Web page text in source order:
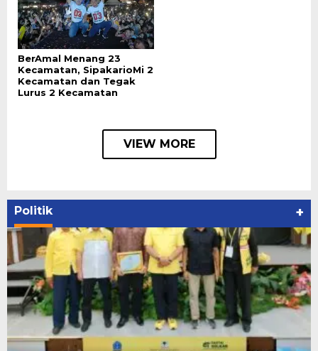
BerAmal Menang 23
Kecamatan, SipakarioMi 2
Kecamatan dan Tegak
Lurus 2 Kecamatan
VIEW MORE
Politik +